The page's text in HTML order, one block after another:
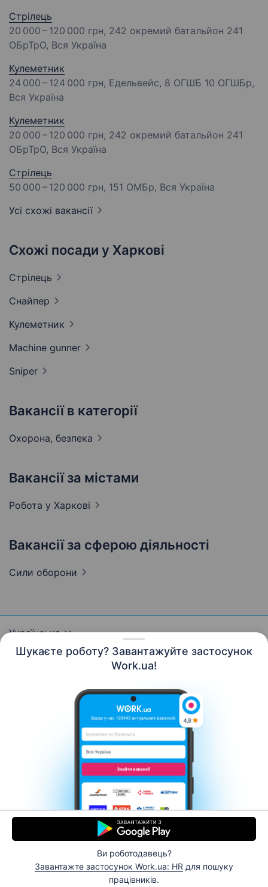
Шукаєте роботу? Завантажуйте застосунок
Work.ua!
Ви роботодавець?
Завантажте застосунок Work.ua: HR для пошуку
працівників.
Відгукнутися
Стрілець
20 000 – 120 000 грн, 242 окремий батальйон 241
ОБрТрО, Вся Україна
Кулеметник
24 000 – 124 000 грн, Едельвейс, 8 ОГШБ 10 ОГШБр,
Вся Україна
Кулеметник
20 000 – 120 000 грн, 242 окремий батальйон 241
ОБрТрО, Вся Україна
Стрілець
50 000 – 120 000 грн, 151 ОМБр, Вся Україна
Усі схожі вакансії
Схожі посади у Харкові
Стрілець
Снайпер
Кулеметник
Machine gunner
Sniper
Вакансії в категорії
Охорона, безпека
Вакансії за містами
Робота у Харкові
Вакансії за сферою діяльності
Сили оборони
Українська
Контакти Про нас
Кар’єра
Новини Work.ua
Допомога Умови використання
Роботодавцю
© 2006–2026 Work.ua. Сервіс пошуку роботи №1 в